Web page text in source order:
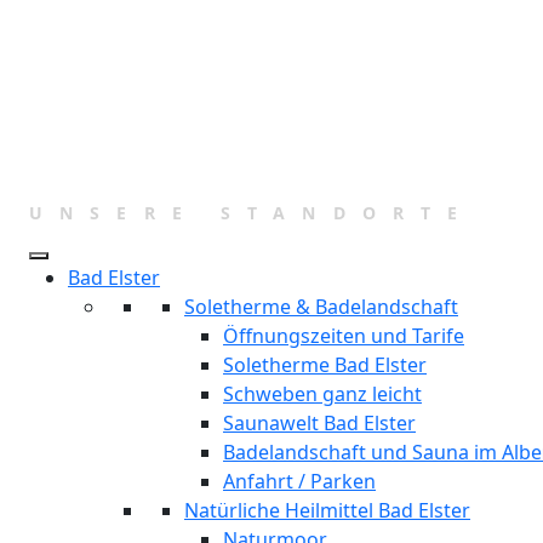
UNSERE STANDORTE
Bad Elster
Soletherme & Badelandschaft
Öffnungszeiten und Tarife
Soletherme Bad Elster
Schweben ganz leicht
Saunawelt Bad Elster
Badelandschaft und Sauna im
Anfahrt / Parken
Natürliche Heilmittel Bad Elster